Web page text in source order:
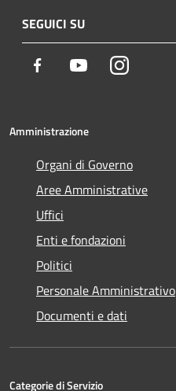
SEGUICI SU
Facebook YoutubeInstagram
Amministrazione
Organi di Governo
Aree Amministrative
Uffici
Enti e fondazioni
Politici
Personale Amministrativo
Documenti e dati
Categorie di Servizio